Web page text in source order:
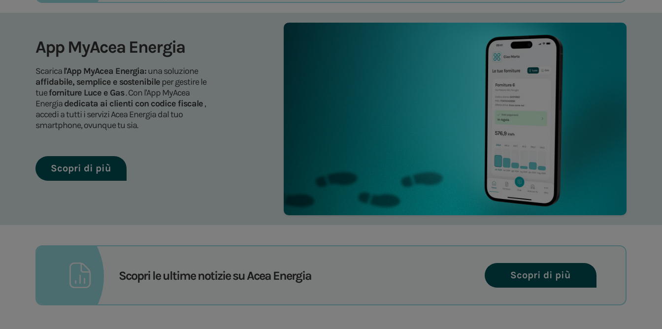
App MyAcea Energia
Scarical'App MyAcea Energia:una soluzione
affidabile, semplice e sostenibile per gestire le
tueforniture Luce e Gas. Con l'App MyAcea
Energiadedicata ai clienti con codice fiscale,
accedi a tutti i servizi Acea Energia dal tuo
smartphone, ovunque tu sia.
Scopri di più
Scopri le ultime notizie su Acea Energia Scopri di più